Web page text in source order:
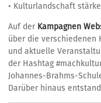
• Kulturlandschaft
Auf der Kampagnen
über die verschiedenen
und aktuelle
der Hashtag
Johannes-Brahms-
Darüber hinaus